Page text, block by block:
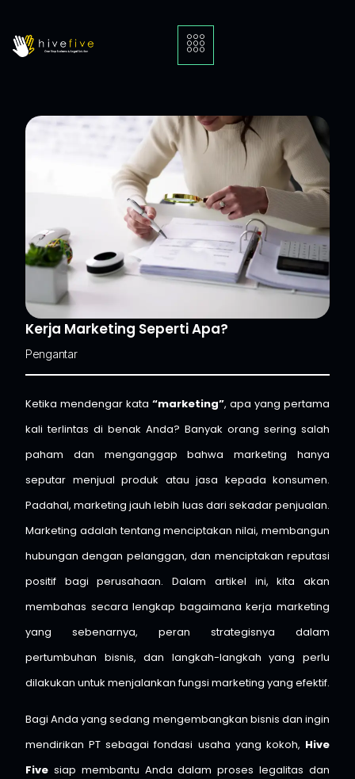
Kerja Marketing Seperti Apa?
Pengantar
Ketika mendengar kata “marketing”, apa yang pertama
kali terlintas di benak Anda? Banyak orang sering salah
paham dan menganggap bahwa marketing hanya
seputar menjual produk atau jasa kepada konsumen.
Padahal, marketing jauh lebih luas dari sekadar penjualan.
Marketing adalah tentang menciptakan nilai, membangun
hubungan dengan pelanggan, dan menciptakan reputasi
positif bagi perusahaan. Dalam artikel ini, kita akan
membahas secara lengkap bagaimana kerja marketing
yang sebenarnya, peran strategisnya dalam
pertumbuhan bisnis, dan langkah-langkah yang perlu
dilakukan untuk menjalankan fungsi marketing yang efektif.
Bagi Anda yang sedang mengembangkan bisnis dan ingin
mendirikan PT sebagai fondasi usaha yang kokoh, Hive
Five siap membantu Anda dalam proses legalitas dan